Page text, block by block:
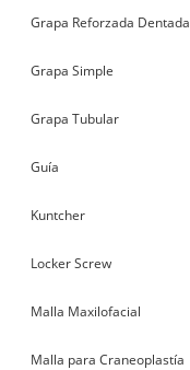
Grapa Reforzada Dentada
Grapa Simple
Grapa Tubular
Guía
Kuntcher
Locker Screw
Malla Maxilofacial
Malla para Craneoplastía